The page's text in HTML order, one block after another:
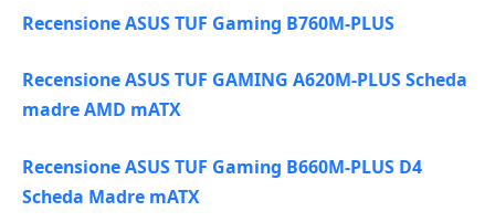
Recensione ASUS TUF Gaming B760M-PLUS
Recensione ASUS TUF GAMING A620M-PLUS Scheda
madre AMD mATX
Recensione ASUS TUF Gaming B660M-PLUS D4
Scheda Madre mATX